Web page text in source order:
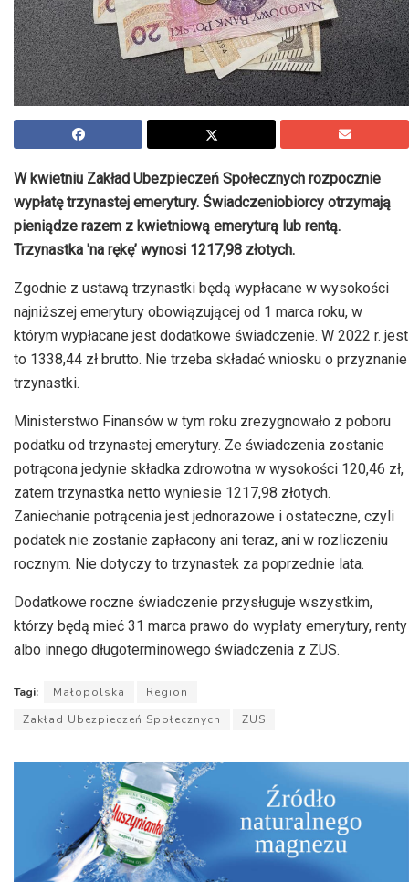
W kwietniu Zakład Ubezpieczeń Społecznych rozpocznie
wypłatę trzynastej emerytury. Świadczeniobiorcy otrzymają
pieniądze razem z kwietniową emeryturą lub rentą.
Trzynastka 'na rękę’ wynosi 1217,98 złotych.
Zgodnie z ustawą trzynastki będą wypłacane w wysokości
najniższej emerytury obowiązującej od 1 marca roku, w
którym wypłacane jest dodatkowe świadczenie. W 2022 r. jest
to 1338,44 zł brutto. Nie trzeba składać wniosku o przyznanie
trzynastki.
Ministerstwo Finansów w tym roku zrezygnowało z poboru
podatku od trzynastej emerytury. Ze świadczenia zostanie
potrącona jedynie składka zdrowotna w wysokości 120,46 zł,
zatem trzynastka netto wyniesie 1217,98 złotych.
Zaniechanie potrącenia jest jednorazowe i ostateczne, czyli
podatek nie zostanie zapłacony ani teraz, ani w rozliczeniu
rocznym. Nie dotyczy to trzynastek za poprzednie lata.
Dodatkowe roczne świadczenie przysługuje wszystkim,
którzy będą mieć 31 marca prawo do wypłaty emerytury, renty
albo innego długoterminowego świadczenia z ZUS.
Tagi: Małopolska
Region
Zakład Ubezpieczeń Społecznych
ZUS